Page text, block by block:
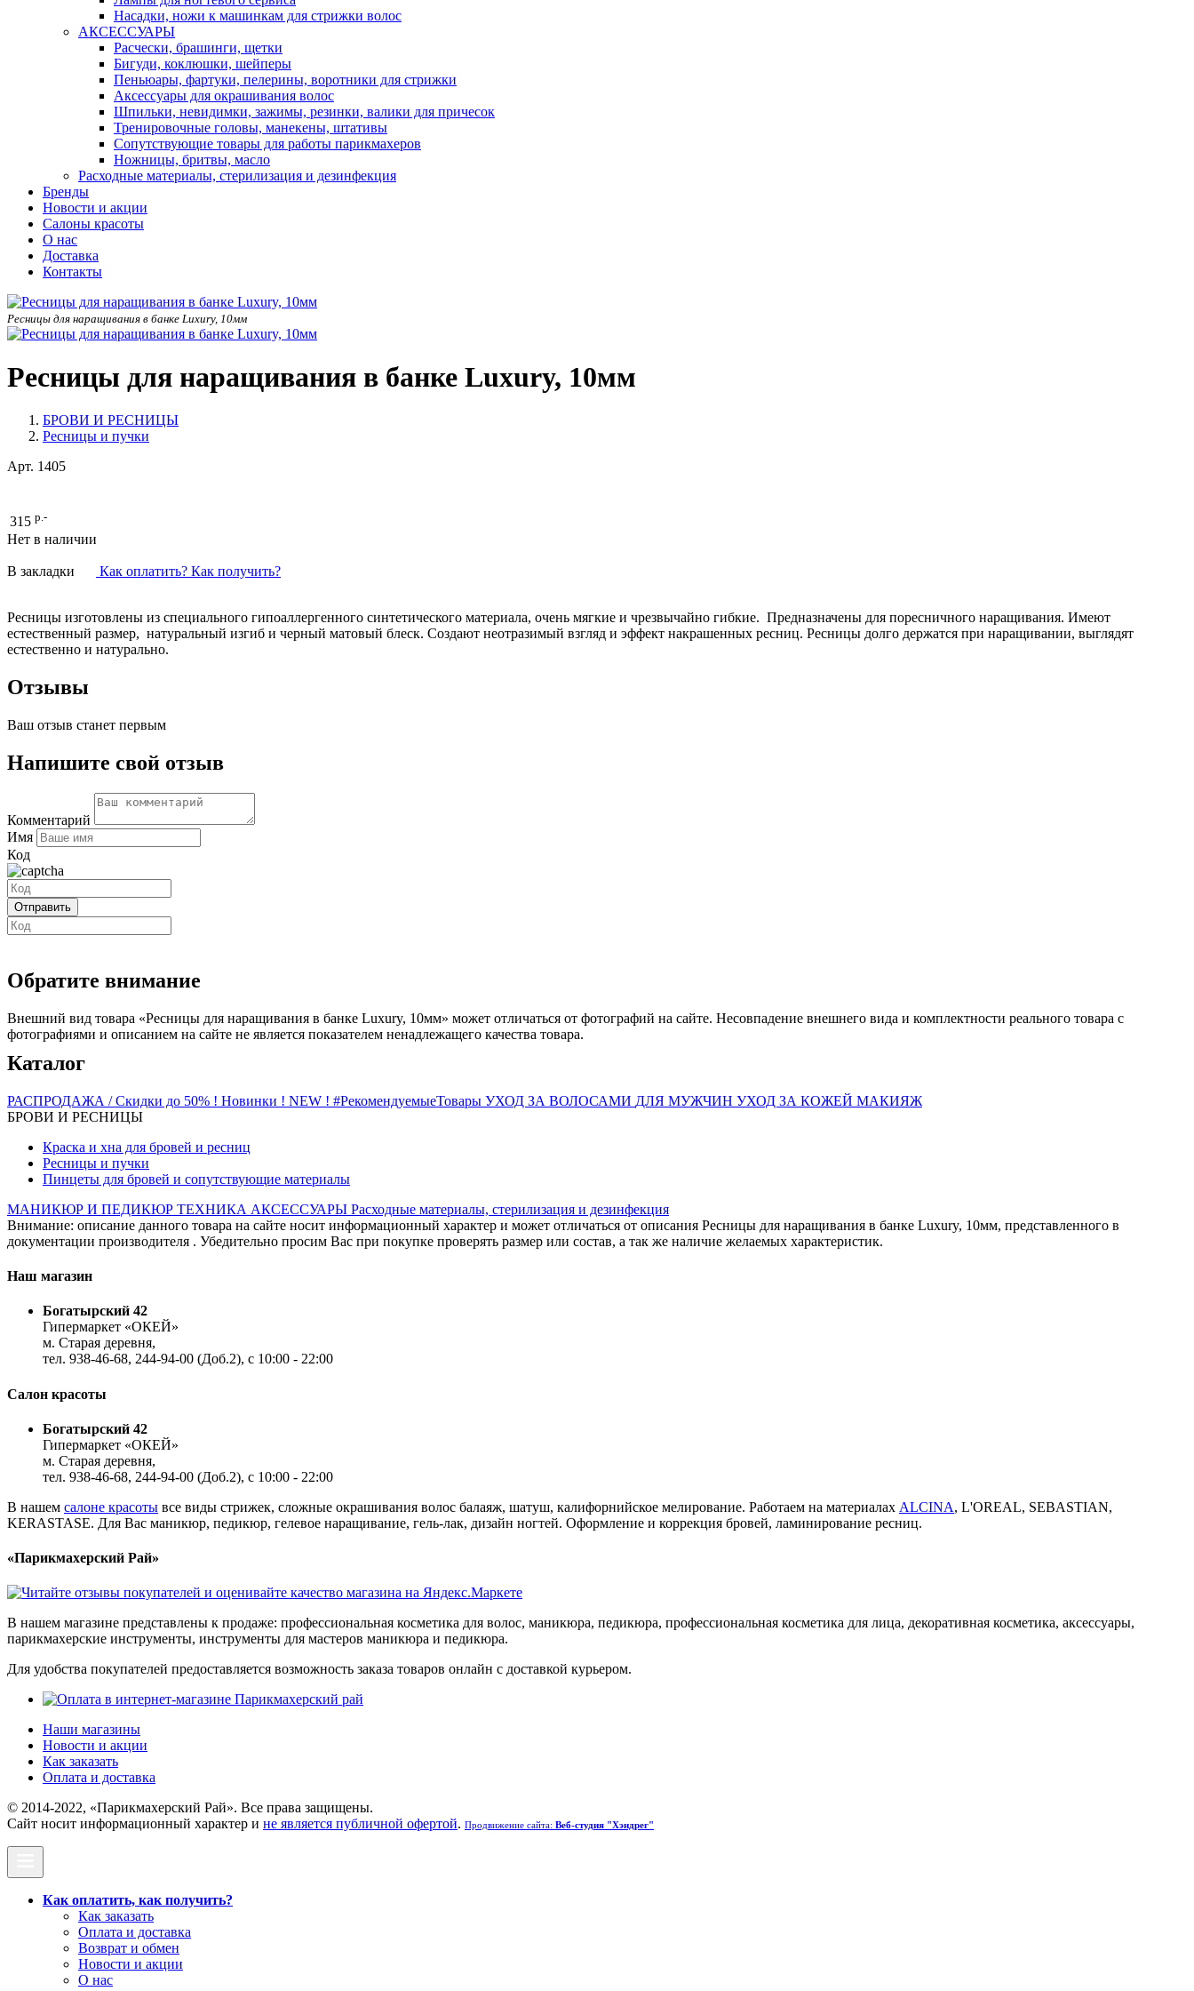
Насадки, ножи к машинкам для стрижки волос
АКСЕССУАРЫ
Расчески, брашинги, щетки
Бигуди, коклюшки, шейперы
Пеньюары, фартуки, пелерины, воротники для стрижки
Аксессуары для окрашивания волос
Шпильки, невидимки, зажимы, резинки, валики для причесок
Тренировочные головы, манекены, штативы
Сопутствующие товары для работы парикмахеров
Ножницы, бритвы, масло
Расходные материалы, стерилизация и дезинфекция
Бренды
Новости и акции
Салоны красоты
О нас
Доставка
Контакты
Ресницы для наращивания в банке Luxury, 10мм
Ресницы для наращивания в банке Luxury, 10мм
БРОВИ И РЕСНИЦЫ
Ресницы и пучки
Арт. 1405
315 р.-
Нет в наличии
В закладки Как оплатить? Как получить?
Ресницы изготовлены из специального гипоаллергенного синтетического материала, очень мягкие и чрезвычайно гибкие. Предназначены для поресничного наращивания. Имеют
естественный размер, натуральный изгиб и черный матовый блеск. Создают неотразимый взгляд и эффект накрашенных ресниц. Ресницы долго держатся при наращивании, выглядят
естественно и натурально.
Отзывы
Ваш отзыв станет первым
Напишите свой отзыв
Комментарий
Имя
Код
Обратите внимание
Внешний вид товара «Ресницы для наращивания в банке Luxury, 10мм» может отличаться от фотографий на сайте. Несовпадение внешнего вида и комплектности реального товара с
фотографиями и описанием на сайте не является показателем ненадлежащего качества товара.
Каталог
РАСПРОДАЖА / Скидки до 50% ! Новинки ! NEW ! #РекомендуемыеТовары УХОД ЗА ВОЛОСАМИ ДЛЯ МУЖЧИН УХОД ЗА КОЖЕЙ МАКИЯЖ
БРОВИ И РЕСНИЦЫ
Краска и хна для бровей и ресниц
Ресницы и пучки
Пинцеты для бровей и сопутствующие материалы
МАНИКЮР И ПЕДИКЮР ТЕХНИКА АКСЕССУАРЫ Расходные материалы, стерилизация и дезинфекция
Внимание: описание данного товара на сайте носит информационный характер и может отличаться от описания Ресницы для наращивания в банке Luxury, 10мм, представленного в
документации производителя . Убедительно просим Вас при покупке проверять размер или состав, а так же наличие желаемых характеристик.
Наш магазин
Богатырский 42
Гипермаркет «ОКЕЙ»
м. Старая деревня,
тел. 938-46-68, 244-94-00 (Доб.2), c 10:00 - 22:00
Салон красоты
Богатырский 42
Гипермаркет «ОКЕЙ»
м. Старая деревня,
тел. 938-46-68, 244-94-00 (Доб.2), c 10:00 - 22:00
В нашем салоне красоты все виды стрижек, сложные окрашивания волос балаяж, шатуш, калифорнийское мелирование. Работаем на материалах ALCINA, L'OREAL, SEBASTIAN,
KERASTASE. Для Вас маникюр, педикюр, гелевое наращивание, гель-лак, дизайн ногтей. Оформление и коррекция бровей, ламинирование ресниц.
«Парикмахерский Рай»
В нашем магазине представлены к продаже: профессиональная косметика для волос, маникюра, педикюра, профессиональная косметика для лица, декоративная косметика, аксессуары,
парикмахерские инструменты, инструменты для мастеров маникюра и педикюра.
Для удобства покупателей предоставляется возможность заказа товаров онлайн с доставкой курьером.
Наши магазины
Новости и акции
Как заказать
Оплата и доставка
© 2014-2022, «Парикмахерский Рай». Все права защищены.
Cайт носит информационный характер и не является публичной офертой. Продвижение сайта: Веб-студия "Хэндрег"
Как оплатить, как получить?
Как заказать
Оплата и доставка
Возврат и обмен
Новости и акции
О нас